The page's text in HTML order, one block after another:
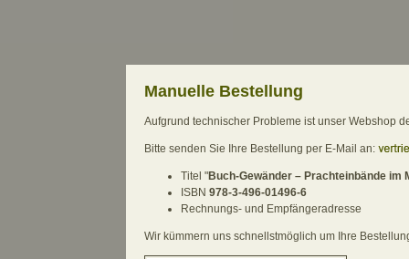
Manuelle Bestellung
Aufgrund technischer Probleme ist unser Webshop
Bitte senden Sie Ihre Bestellung per E-Mail an:
Titel "Buch-Gewänder – Prachteinbände im
ISBN 978-3-496-01496-6
Rechnungs- und Empfängeradresse
Wir kümmern uns schnellstmöglich um Ihre